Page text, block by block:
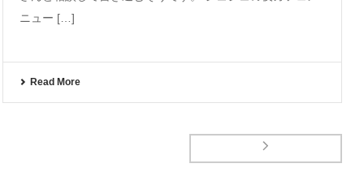
ニュー […]
Read More